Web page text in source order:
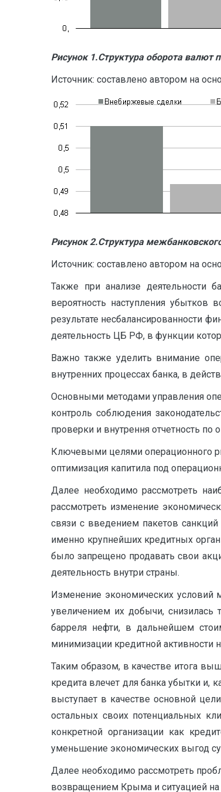
Рисунок 1.Структура оборота валют
Источник: составлено автором на
Рисунок 2.Структура
Источник: составлено автором на
Также при анализе деятельности
вероятность наступления убытков
результате несбалансированности
деятельность ЦБ РФ, в функции
Важно также уделить внимание
внутренних процессах банка, в
Основными методами управления
контроль соблюдения
проверки и внутрення отчетность
Ключевыми целями операционного
оптимизация капитила под
Далее необходимо рассмотреть
рассмотреть изменение
связи с введением пакетов
именно крупнейших кредитных
было запрещено продавать свои
деятельность внутри страны.
Изменение экономических
увеличением их добычи,
барреля нефти, в дальнейшем
минимизации кредитной активности
Таким образом, в качестве итога
кредита влечет для банка убытки и,
выступает в качестве основной
остальных своих потенциальных
конкретной организации как
уменьшение экономических выгод
Далее необходимо рассмотреть
возвращением Крыма и ситуацией на